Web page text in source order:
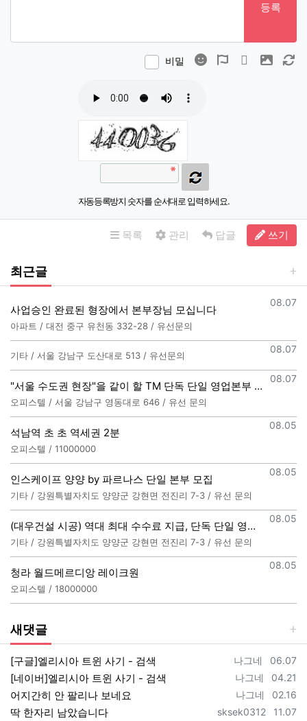
등록
비밀 이모티콘폰트어썸
동영상 이미지
자동등록방지 숫자를 순서대로 입력하세요.
목록 관리 답글 쓰기
최근글
등록일
08.07
사업승인 완료된 형장에서 본부장님 모십니다
아파트 / 대전 중구 유천동 332-28 / 유선문의
등록일
08.07
기타 / 서울 강남구 도산대로 513 / 유선문의
등록일
08.07
"서울 수도권 현장"을 같이 할 TM 단독 단일 영업본부 팀 선착순 모집
오피스텔 / 서울 강남구 영동대로 646 / 유선 문의
등록일
08.05
석남역 초 초 역세권 2분
오피스텔 / 11000000
등록일
08.05
인스케이프 양양 by 파르나스 단일 본부 모집
기타 / 강원특별자치도 양양군 강현면 전진리 7-3 / 유선 문의
등록일
08.05
(대우건설 시공) 역대 최대 수수료 지급, 단독 단일 영업본부 선착순 모집 (팀,팀원 개별문의 가능)
기타 / 강원특별자치도 양양군 강현면 전진리 7-3 / 유선 문의
등록일
08.05
청라 월드메르디앙 레이크원
오피스텔 / 18000000
새댓글
등록자
나그네 등록일
06.07
[구글]엘리시아 트윈 사기 - 검색
등록자
나그네 등록일
04.21
[네이버]엘리시아 트윈 사기 - 검색
등록자
나그네 등록일
02.16
어지간히 안 팔리나 보네요
등록자
sksek0312 등록일
11.07
딱 한자리 남았습니다